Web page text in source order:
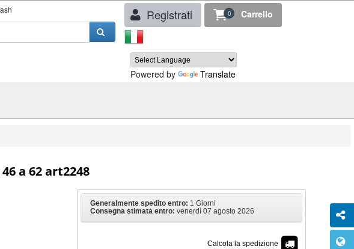
Registrati 0 Carrello
Powered by Translate
a 62 art2248
Generalmente spedito entro: 1 Giorni
Consegna stimata entro:venerdì 07 agosto 2026
Calcola la spedizione